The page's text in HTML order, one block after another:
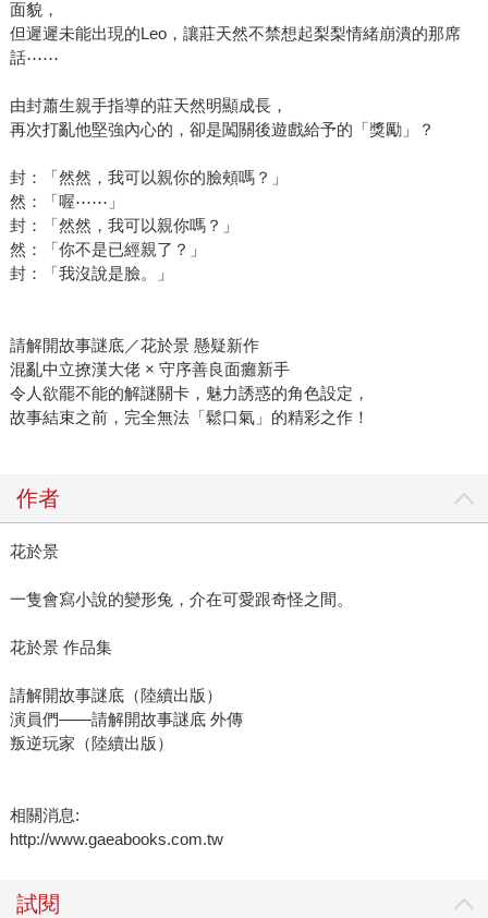
面貌，
但遲遲未能出現的Leo，讓莊天然不禁想起梨梨情緒崩潰的那席
話⋯⋯
由封蕭生親手指導的莊天然明顯成長，
再次打亂他堅強內心的，卻是闖關後遊戲給予的「獎勵」？
封：「然然，我可以親你的臉頰嗎？」
然：「喔⋯⋯」
封：「然然，我可以親你嗎？」
然：「你不是已經親了？」
封：「我沒說是臉。」
請解開故事謎底／花於景 懸疑新作
混亂中立撩漢大佬 × 守序善良面癱新手
令人欲罷不能的解謎關卡，魅力誘惑的角色設定，
故事結束之前，完全無法「鬆口氣」的精彩之作！
作者
花於景
一隻會寫小說的變形兔，介在可愛跟奇怪之間。
花於景 作品集
請解開故事謎底（陸續出版）
演員們——請解開故事謎底 外傳
叛逆玩家（陸續出版）
相關消息:
http://www.gaeabooks.com.tw
試閱